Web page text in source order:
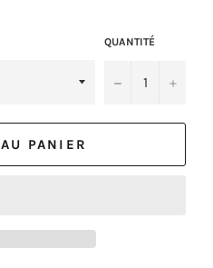
QUANTITÉ
− +
PANIER